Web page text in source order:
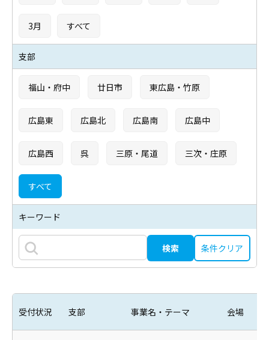
3月 すべて
支部
福山・府中 廿日市 東広島・竹原
広島東 広島北 広島南 広島中
広島西 呉 三原・尾道 三次・庄原
すべて
キーワード
条件クリア
受付状況 支部 事業名・テーマ 会場